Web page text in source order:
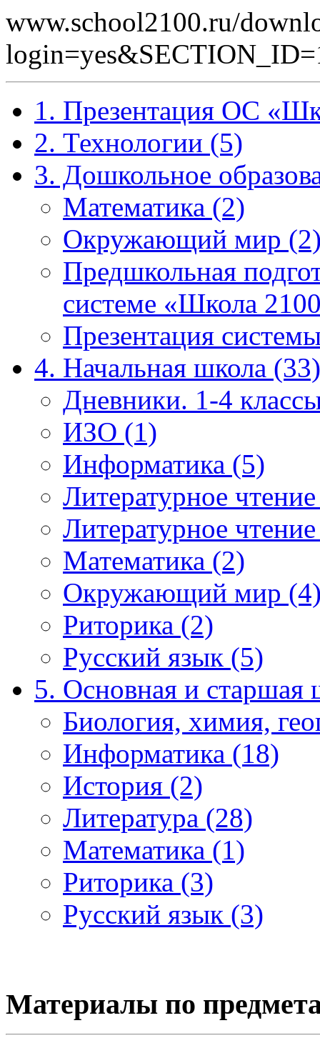
www.school2100.ru/
1. Презентация ОС
2. Технологии (5)
3. Дошкольное
Математика (2)
Окружающий мир
Предшкольная
системе «Школа
Презентация
4. Начальная школа (33)
Дневники. 1-4
ИЗО (1)
Информатика (5)
Литературное
Литературное
Математика (2)
Окружающий мир
Риторика (2)
Русский язык (5)
5. Основная и старшая
Биология, химия,
Информатика (18)
История (2)
Литература (28)
Математика (1)
Риторика (3)
Русский язык (3)
Материалы по